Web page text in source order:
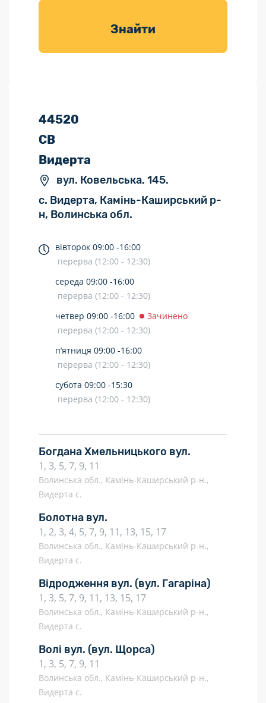
товарів для
Знайти
44520
СВ
Видерта
вул. Ковельська, 145.
с. Видерта, Камінь-Каширський р-
н, Волинська обл.
вівторок 09:00 -16:00
перерва (12:00 - 12:30)
середа 09:00 -16:00
перерва (12:00 - 12:30)
четвер 09:00 -16:00
Зачинено
перерва (12:00 - 12:30)
п’ятниця 09:00 -16:00
перерва (12:00 - 12:30)
субота 09:00 -15:30
перерва (12:00 - 12:30)
Богдана Хмельницького вул.
1, 3, 5, 7, 9, 11
Волинська обл., Камінь-Каширський р-н.,
Видерта с.
Болотна вул.
1, 2, 3, 4, 5, 7, 9, 11, 13, 15, 17
Волинська обл., Камінь-Каширський р-н.,
Видерта с.
Відродження вул. (вул. Гагаріна)
1, 3, 5, 7, 9, 11, 13, 15, 17
Волинська обл., Камінь-Каширський р-н.,
Видерта с.
Волі вул. (вул. Щорса)
1, 3, 5, 7, 9, 11
Волинська обл., Камінь-Каширський р-н.,
Видерта с.